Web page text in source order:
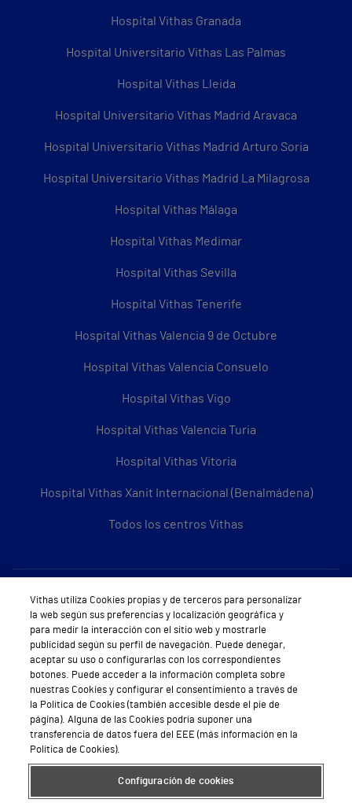
Hospital Vithas Granada
Hospital Universitario Vithas Las Palmas
Hospital Vithas Lleida
Hospital Universitario Vithas Madrid Aravaca
Hospital Universitario Vithas Madrid Arturo Soria
Hospital Universitario Vithas Madrid La Milagrosa
Hospital Vithas Málaga
Hospital Vithas Medimar
Hospital Vithas Sevilla
Hospital Vithas Tenerife
Hospital Vithas Valencia 9 de Octubre
Hospital Vithas Valencia Consuelo
Hospital Vithas Vigo
Hospital Vithas Valencia Turia
Hospital Vithas Vitoria
Hospital Vithas Xanit Internacional (Benalmádena)
Todos los centros Vithas
Sobre Vithas
Quiénes somos
Trabajar en Vithas
Teléfono Cita Médica
Teléfono Atención al Cliente
Política de seguridad y salud en el trabajo
Conoce a Supervita
Vithas utiliza Cookies propias y de terceros para personalizar
la web según sus preferencias y localización geográfica y
para medir la interacción con el sitio web y mostrarle
publicidad según su perfil de navegación. Puede denegar,
aceptar su uso o configurarlas con los correspondientes
botones. Puede acceder a la información completa sobre
nuestras Cookies y configurar el consentimiento a través de
la Política de Cookies (también accesible desde el pie de
página). Alguna de las Cookies podría suponer una
transferencia de datos fuera del EEE (más información en la
Política de Cookies).
Configuración de cookies